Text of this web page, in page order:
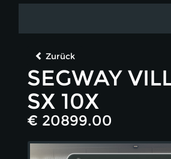
Zurück
SEGWAY
SX 10X
€ 20899.00